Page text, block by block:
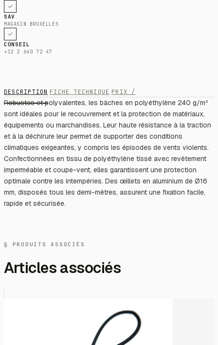
SAV
MAGASIN BRUXELLES
CONSEIL
+32 2 640 72 47
DESCRIPTION FICHE TECHNIQUE PRIX /
Robustes et polyvalentes, les bâches en polyéthylène 240 g/m²
sont idéales pour le recouvrement et la protection de matériaux,
équipements ou marchandises. Leur haute résistance à la traction
et à la déchirure leur permet de supporter des conditions
climatiques exigeantes, y compris les épisodes de vents violents.
Confectionnées en tissu de polyéthylène tissé avec revêtement
imperméable et coupe-vent, elles garantissent une protection
optimale contre les intempéries. Des œillets en aluminium de Ø16
mm, disposés tous les demi-mètres, assurent une fixation facile,
rapide et sécurisée.
§ PRODUITS ASSOCIÉS
Articles associés